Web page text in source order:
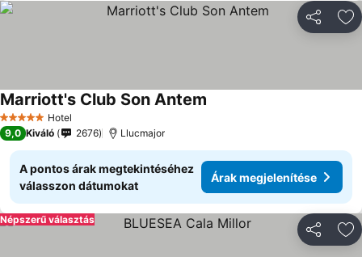
5 KategóriaHotel
Marriott's Club Son Antem
9,0 Kiváló 2676 Llucmajor
A pontos árak megtekintéséhez
válasszon dátumokat
Árak megjelenítése
Népszerű választás